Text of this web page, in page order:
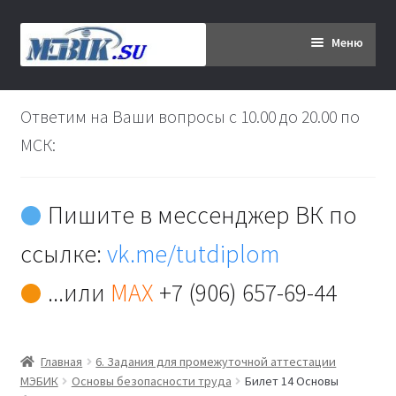
Перейти
к
Перейти
к
Меню
Главная
Дипломникам
Контакты
Ответим на Ваши вопросы с 10.00 до 20.00 по
МСК:
Пишите в мессенджер ВК по
ссылке:vk.me/tutdiplom
...или MAX +7 (906) 657-69-44
Главная
6. Задания для промежуточной аттестации
МЭБИК
Основы безопасности труда
Билет 14 Основы